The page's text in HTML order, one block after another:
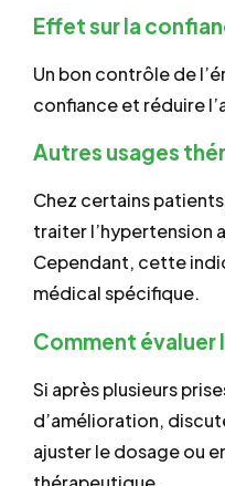
Effet sur la
Un bon contrôle de
confiance et réduire
Autres usages
Chez certains
traiter l’hypertension
Cependant, cette
médical spécifique.
Comment évaluer
Si après plusieurs
d’amélioration,
ajuster le dosage ou